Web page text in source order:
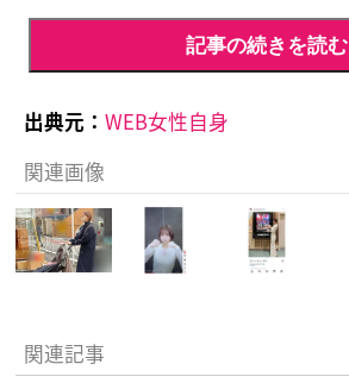
記事の続きを読む
出典元： WEB女性自身
関連画像
関連記事